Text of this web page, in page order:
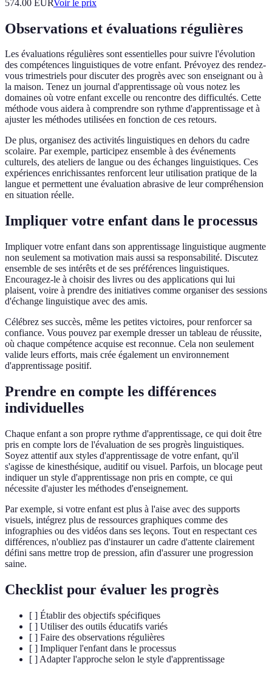
574.00 EURVoir le prix
Observations et évaluations régulières
Les évaluations régulières sont essentielles pour suivre l'évolution
des compétences linguistiques de votre enfant. Prévoyez des rendez-
vous trimestriels pour discuter des progrès avec son enseignant ou à
la maison. Tenez un journal d'apprentissage où vous notez les
domaines où votre enfant excelle ou rencontre des difficultés. Cette
méthode vous aidera à comprendre son rythme d'apprentissage et à
ajuster les méthodes utilisées en fonction de ces retours.
De plus, organisez des activités linguistiques en dehors du cadre
scolaire. Par exemple, participez ensemble à des événements
culturels, des ateliers de langue ou des échanges linguistiques. Ces
expériences enrichissantes renforcent leur utilisation pratique de la
langue et permettent une évaluation abrasive de leur compréhension
en situation réelle.
Impliquer votre enfant dans le processus
Impliquer votre enfant dans son apprentissage linguistique augmente
non seulement sa motivation mais aussi sa responsabilité. Discutez
ensemble de ses intérêts et de ses préférences linguistiques.
Encouragez-le à choisir des livres ou des applications qui lui
plaisent, voire à prendre des initiatives comme organiser des sessions
d'échange linguistique avec des amis.
Célébrez ses succès, même les petites victoires, pour renforcer sa
confiance. Vous pouvez par exemple dresser un tableau de réussite,
où chaque compétence acquise est reconnue. Cela non seulement
valide leurs efforts, mais crée également un environnement
d'apprentissage positif.
Prendre en compte les différences
individuelles
Chaque enfant a son propre rythme d'apprentissage, ce qui doit être
pris en compte lors de l'évaluation de ses progrès linguistiques.
Soyez attentif aux styles d'apprentissage de votre enfant, qu'il
s'agisse de kinesthésique, auditif ou visuel. Parfois, un blocage peut
indiquer un style d'apprentissage non pris en compte, ce qui
nécessite d'ajuster les méthodes d'enseignement.
Par exemple, si votre enfant est plus à l'aise avec des supports
visuels, intégrez plus de ressources graphiques comme des
infographies ou des vidéos dans ses leçons. Tout en respectant ces
différences, n'oubliez pas d'instaurer un cadre d'attente clairement
défini sans mettre trop de pression, afin d'assurer une progression
saine.
Checklist pour évaluer les progrès
[ ] Établir des objectifs spécifiques
[ ] Utiliser des outils éducatifs variés
[ ] Faire des observations régulières
[ ] Impliquer l'enfant dans le processus
[ ] Adapter l'approche selon le style d'apprentissage